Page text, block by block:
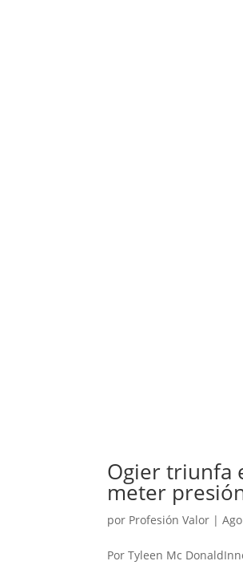
Ogier triunfa
meter
por Profesión Valor |
Por Tyleen Mc